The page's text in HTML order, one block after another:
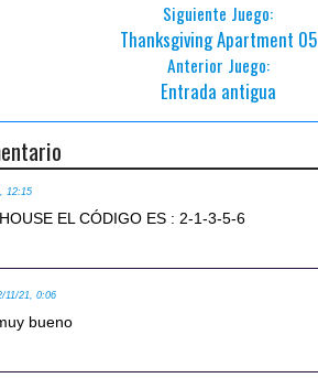
Siguiente Juego:
Thanksgiving Apartment 05
Anterior Juego:
Entrada antigua
12:15
EL CÓDIGO ES : 2-1-3-5-6
11/21, 0:06
bueno